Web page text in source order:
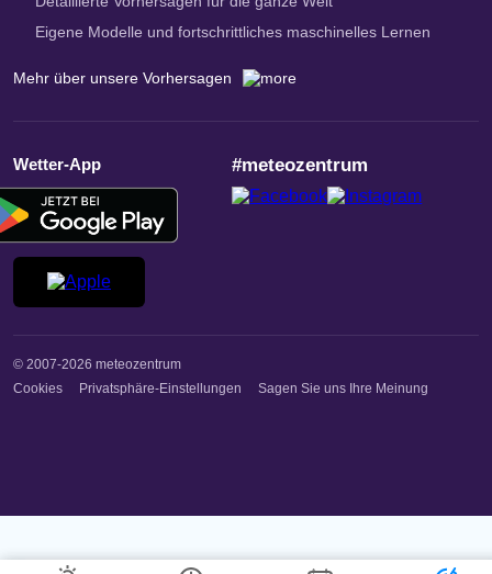
Eigene Modelle und fortschrittliches maschinelles Lernen
Mehr über unsere Vorhersagen
Wetter-App #meteozentrum
© 2007-2026 meteozentrum
Cookies
Privatsphäre-Einstellungen Sagen Sie uns Ihre Meinung